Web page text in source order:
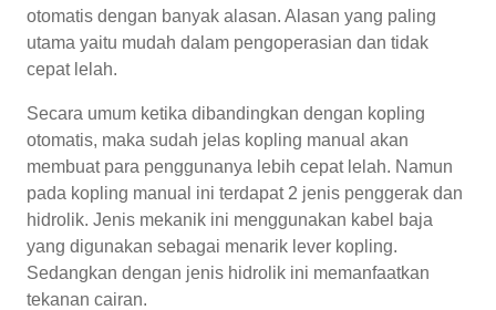
otomatis dengan banyak alasan. Alasan yang paling
utama yaitu mudah dalam pengoperasian dan tidak
cepat lelah.
Secara umum ketika dibandingkan dengan kopling
otomatis, maka sudah jelas kopling manual akan
membuat para penggunanya lebih cepat lelah. Namun
pada kopling manual ini terdapat 2 jenis penggerak dan
hidrolik. Jenis mekanik ini menggunakan kabel baja
yang digunakan sebagai menarik lever kopling.
Sedangkan dengan jenis hidrolik ini memanfaatkan
tekanan cairan.